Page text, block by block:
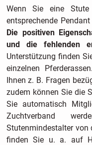
Wenn Sie eine
entsprechende
Die positiven
und die fehlenden
Unterstützung finden
einzelnen
Ihnen z. B. Fragen
zudem können Sie die
Sie automatisch
Zuchtverband
Stutenmindestalter von
finden Sie u. a. auf